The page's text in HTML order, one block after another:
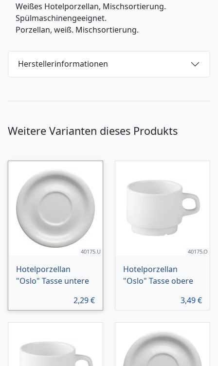
Weißes Hotelporzellan, Mischsortierung.
Spülmaschinengeeignet.
Porzellan, weiß. Mischsortierung.
Herstellerinformationen
Weitere Varianten dieses Produkts
40175.U
Hotelporzellan
"Oslo" Tasse untere
2,29€
40175.O
Hotelporzellan
"Oslo" Tasse obere
3,49€